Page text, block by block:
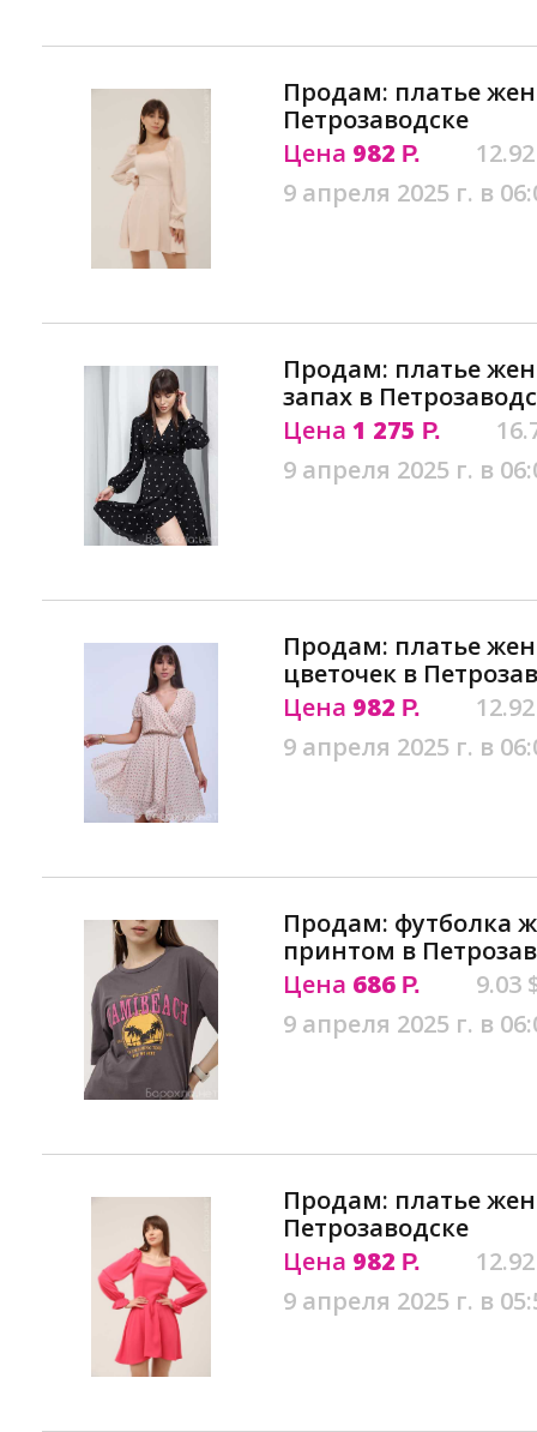
Продам: платье
Петрозаводске
Цена 982 Р.
9 апреля 2025 г. в
Продам: платье
запах в
Цена 1 275 Р.
9 апреля 2025 г. в
Продам: платье
цветочек в
Цена 982 Р.
9 апреля 2025 г. в
Продам: футболка
принтом в
Цена 686 Р.
9.03
9 апреля 2025 г. в
Продам: платье
Петрозаводске
Цена 982 Р.
9 апреля 2025 г. в